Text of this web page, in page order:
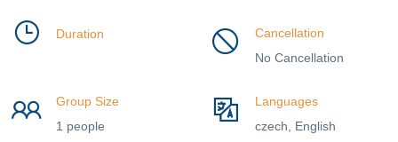
Duration
Cancellation
No Cancellation
Group Size
1 people
Languages
czech, English